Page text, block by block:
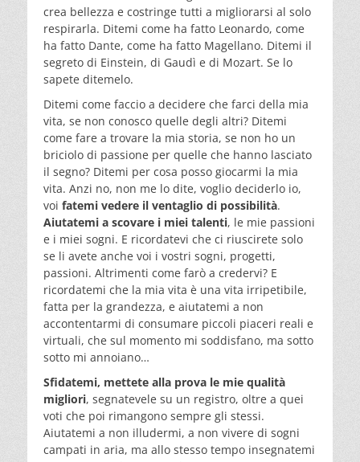
crea bellezza e costringe tutti a migliorarsi al solo
respirarla. Ditemi come ha fatto Leonardo, come
ha fatto Dante, come ha fatto Magellano. Ditemi il
segreto di Einstein, di Gaudì e di Mozart. Se lo
sapete ditemelo.
Ditemi come faccio a decidere che farci della mia
vita, se non conosco quelle degli altri? Ditemi
come fare a trovare la mia storia, se non ho un
briciolo di passione per quelle che hanno lasciato
il segno? Ditemi per cosa posso giocarmi la mia
vita. Anzi no, non me lo dite, voglio deciderlo io,
voi fatemi vedere il ventaglio di possibilità.
Aiutatemi a scovare i miei talenti, le mie passioni
e i miei sogni. E ricordatevi che ci riuscirete solo
se li avete anche voi i vostri sogni, progetti,
passioni. Altrimenti come farò a credervi? E
ricordatemi che la mia vita è una vita irripetibile,
fatta per la grandezza, e aiutatemi a non
accontentarmi di consumare piccoli piaceri reali e
virtuali, che sul momento mi soddisfano, ma sotto
sotto mi annoiano…
Sfidatemi, mettete alla prova le mie qualità
migliori, segnatevele su un registro, oltre a quei
voti che poi rimangono sempre gli stessi.
Aiutatemi a non illudermi, a non vivere di sogni
campati in aria, ma allo stesso tempo insegnatemi